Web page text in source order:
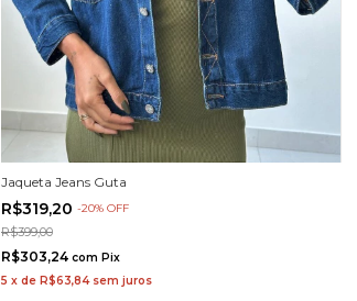
Jaqueta Jeans Guta
R$319,20 -20% OFF
R$399,00
R$303,24 com Pix
5 x de R$63,84 sem juros